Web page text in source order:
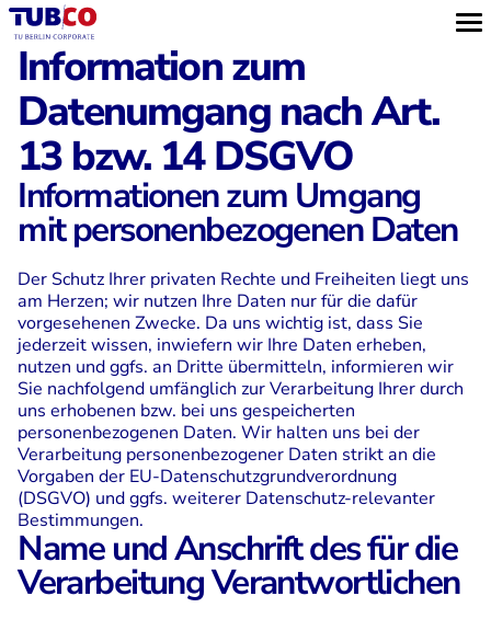
Information zum
Datenumgang nach Art.
13 bzw. 14 DSGVO
Informationen zum Umgang
mit personenbezogenen Daten
Der Schutz Ihrer privaten Rechte und Freiheiten liegt uns
am Herzen; wir nutzen Ihre Daten nur für die dafür
vorgesehenen Zwecke. Da uns wichtig ist, dass Sie
jederzeit wissen, inwiefern wir Ihre Daten erheben,
nutzen und ggfs. an Dritte übermitteln, informieren wir
Sie nachfolgend umfänglich zur Verarbeitung Ihrer durch
uns erhobenen bzw. bei uns gespeicherten
personenbezogenen Daten. Wir halten uns bei der
Verarbeitung personenbezogener Daten strikt an die
Vorgaben der EU-Datenschutzgrundverordnung
(DSGVO) und ggfs. weiterer Datenschutz-relevanter
Bestimmungen.
Name und Anschrift des für die
Verarbeitung Verantwortlichen